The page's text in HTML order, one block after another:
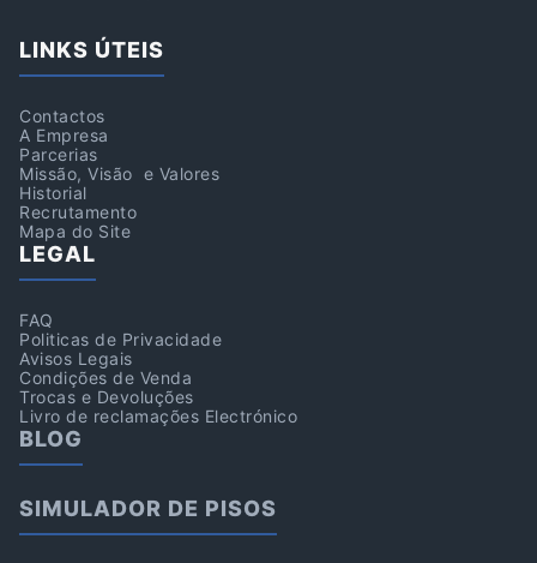
LINKS ÚTEIS
Contactos
A Empresa
Parcerias
Missão, Visão e Valores
Historial
Recrutamento
Mapa do Site
LEGAL
FAQ
Politicas de Privacidade
Avisos Legais
Condições de Venda
Trocas e Devoluções
Livro de reclamações Electrónico
BLOG
SIMULADOR DE PISOS